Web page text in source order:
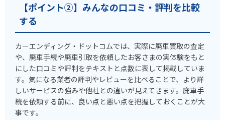
【ポイント②】みんなの口コミ・評判を比較
する
カーエンディング・ドットコムでは、実際に廃車買取の査定
や、廃車手続や廃車引取を依頼したお客さまの実体験をもと
にした口コミや評判をテキストと点数に表して掲載していま
す。気になる業者の評判やレビューを比べることで、より詳
しいサービスの強みや他社との違いが見えてきます。廃車手
続を依頼する前に、良い点と悪い点を把握しておくことが大
事です。